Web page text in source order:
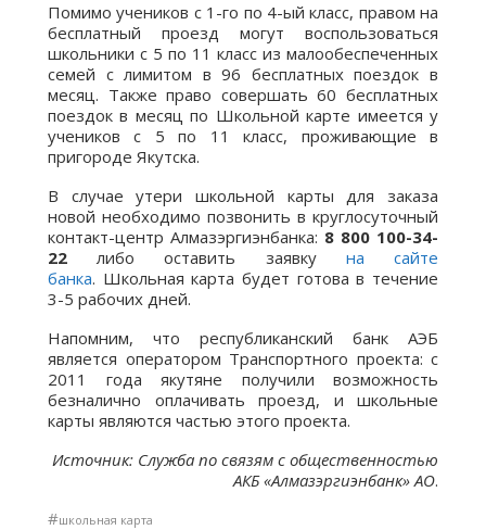
Помимо учеников с 1-го по 4-ый класс, правом на
бесплатный проезд могут воспользоваться
школьники с 5 по 11 класс из малообеспеченных
семей с лимитом в 96 бесплатных поездок в
месяц. Также право совершать 60 бесплатных
поездок в месяц по Школьной карте имеется у
учеников с 5 по 11 класс, проживающие в
пригороде Якутска.
В случае утери школьной карты для заказа
новой необходимо позвонить в круглосуточный
контакт-центр Алмазэргиэнбанка: 8 800 100-34-
22 либо оставить заявку на сайте
банка. Школьная карта будет готова в течение
3-5 рабочих дней.
Напомним, что республиканский банк АЭБ
является оператором Транспортного проекта: с
2011 года якутяне получили возможность
безналично оплачивать проезд, и школьные
карты являются частью этого проекта.
Источник: Служба по связям с общественностью
АКБ «Алмазэргиэнбанк» АО.
#школьная карта